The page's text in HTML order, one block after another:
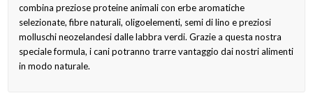
combina preziose proteine animali con erbe aromatiche
selezionate, fibre naturali, oligoelementi, semi di lino e preziosi
molluschi neozelandesi dalle labbra verdi. Grazie a questa nostra
speciale formula, i cani potranno trarre vantaggio dai nostri alimenti
in modo naturale.